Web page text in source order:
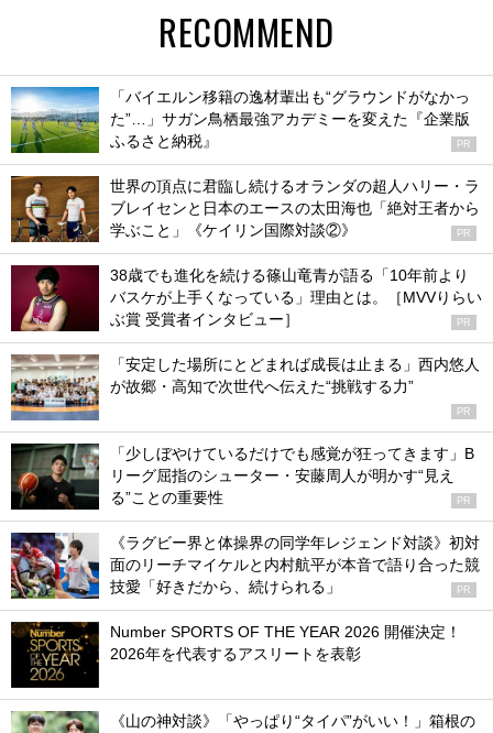
RECOMMEND
「バイエルン移籍の逸材輩出も“グラウンドがなかっ
た”…」サガン鳥栖最強アカデミーを変えた『企業版
ふるさと納税』
PR
世界の頂点に君臨し続けるオランダの超人ハリー・ラ
ブレイセンと日本のエースの太田海也「絶対王者から
学ぶこと」《ケイリン国際対談②》
PR
38歳でも進化を続ける篠山竜青が語る「10年前より
バスケが上手くなっている」理由とは。［MVVりらい
ぶ賞 受賞者インタビュー］
PR
「安定した場所にとどまれば成長は止まる」西内悠人
が故郷・高知で次世代へ伝えた“挑戦する力”
PR
「少しぼやけているだけでも感覚が狂ってきます」B
リーグ屈指のシューター・安藤周人が明かす“見え
る”ことの重要性
PR
《ラグビー界と体操界の同学年レジェンド対談》初対
面のリーチマイケルと内村航平が本音で語り合った競
技愛「好きだから、続けられる」
PR
Number SPORTS OF THE YEAR 2026 開催決定！
2026年を代表するアスリートを表彰
《山の神対談》「やっぱり“タイパ”がいい！」箱根の